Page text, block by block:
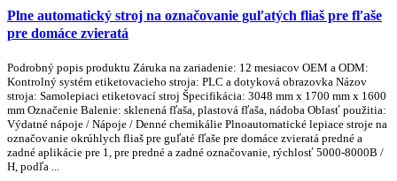
Plne automatický stroj na označovanie guľatých fliaš pre fľaše
pre domáce zvieratá
Podrobný popis produktu Záruka na zariadenie: 12 mesiacov OEM a ODM:
Kontrolný systém etiketovacieho stroja: PLC a dotyková obrazovka Názov
stroja: Samolepiaci etiketovací stroj Špecifikácia: 3048 mm x 1700 mm x 1600
mm Označenie Balenie: sklenená fľaša, plastová fľaša, nádoba Oblasť použitia:
Výdatné nápoje / Nápoje / Denné chemikálie Plnoautomatické lepiace stroje na
označovanie okrúhlych fliaš pre guľaté fľaše pre domáce zvieratá predné a
zadné aplikácie pre 1, pre predné a zadné označovanie, rýchlosť 5000-8000B /
H, podľa ...